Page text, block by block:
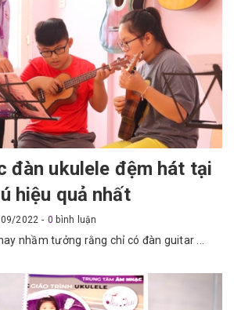
đàn ukulele đệm hát tại
hiệu quả nhất
2022 0 bình luận
nhầm tưởng rằng chỉ có đàn guitar ...